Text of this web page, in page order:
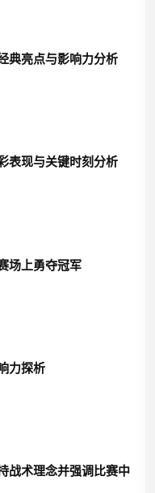
典亮点与影响力分析
表现与关键时刻分析
场上勇夺冠军
力探析
战术理念并强调比赛中